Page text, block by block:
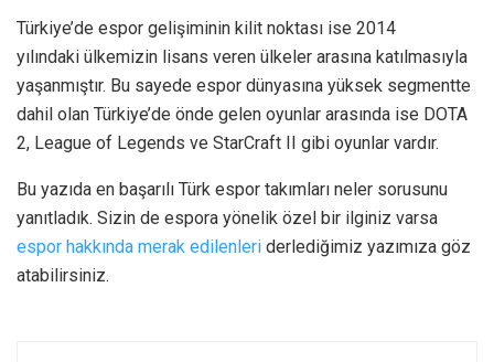
Türkiye’de espor gelişiminin kilit noktası ise 2014
yılındaki ülkemizin lisans veren ülkeler arasına katılmasıyla
yaşanmıştır. Bu sayede espor dünyasına yüksek segmentte
dahil olan Türkiye’de önde gelen oyunlar arasında ise DOTA
2, League of Legends ve StarCraft II gibi oyunlar vardır.
Bu yazıda en başarılı Türk espor takımları neler sorusunu
yanıtladık. Sizin de espora yönelik özel bir ilginiz varsa
espor hakkında merak edilenleri derlediğimiz yazımıza göz
atabilirsiniz.